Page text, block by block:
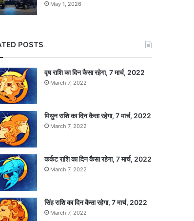
May 1, 2026
POSTS
वृष राशि का दिन कैसा रहेगा, 7 मार्च, 2022
March 7, 2022
मिथुन राशि का दिन कैसा रहेगा, 7 मार्च, 2022
March 7, 2022
कर्कट राशि का दिन कैसा रहेगा, 7 मार्च, 2022
March 7, 2022
सिंह राशि का दिन कैसा रहेगा, 7 मार्च, 2022
March 7, 2022